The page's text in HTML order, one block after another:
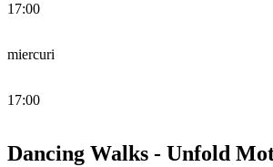
17:00
miercuri
17:00
Dancing Walks - Unfold